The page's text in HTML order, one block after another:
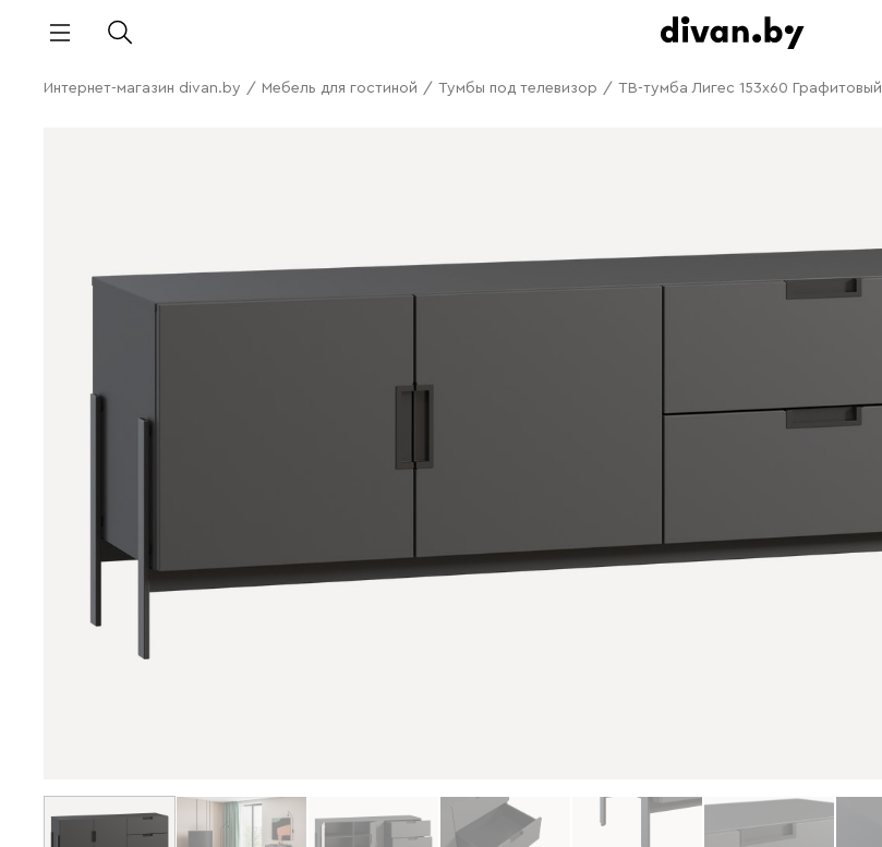
Интернет-магазин divan.by / Мебель для гостиной / Тумбы под телевизор / ТВ-тумба Лигес 153x60 Графитовый